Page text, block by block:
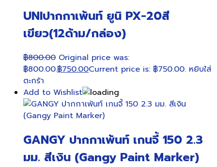
UNIปากกาเพ้นท์ ยูนิ PX-20สี
เขียว(12ด้าม/กล่อง)
฿800.00 Original price was:
฿800.00.฿750.00Current price is: ฿750.00. หยิบใส่
ตะกร้า
Add to Wishlist
GANGY ปากกาเพ้นท์ เกนจี้ 150 2.3
มม. สีเงิน (Gangy Paint Marker)